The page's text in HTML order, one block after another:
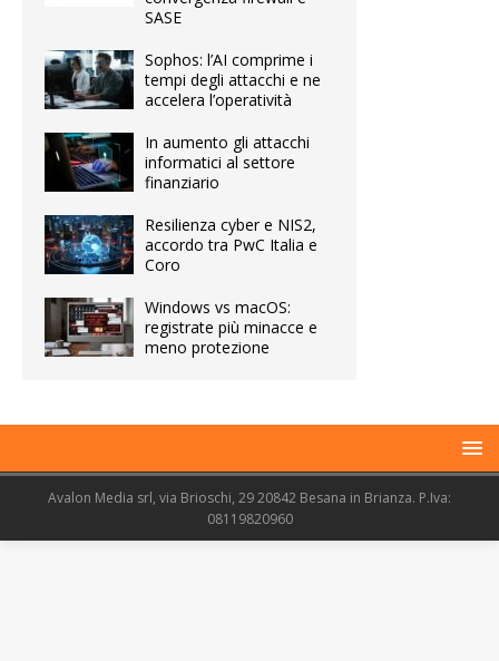
SASE
Sophos: l’AI comprime i
tempi degli attacchi e ne
accelera l’operatività
In aumento gli attacchi
informatici al settore
finanziario
Resilienza cyber e NIS2,
accordo tra PwC Italia e
Coro
Windows vs macOS:
registrate più minacce e
meno protezione
Avalon Media srl, via Brioschi, 29 20842 Besana in Brianza. P.Iva:
08119820960